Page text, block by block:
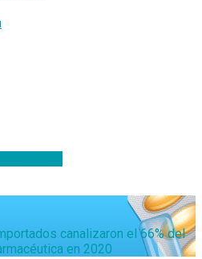
canalizaron el 66% del
en 2020